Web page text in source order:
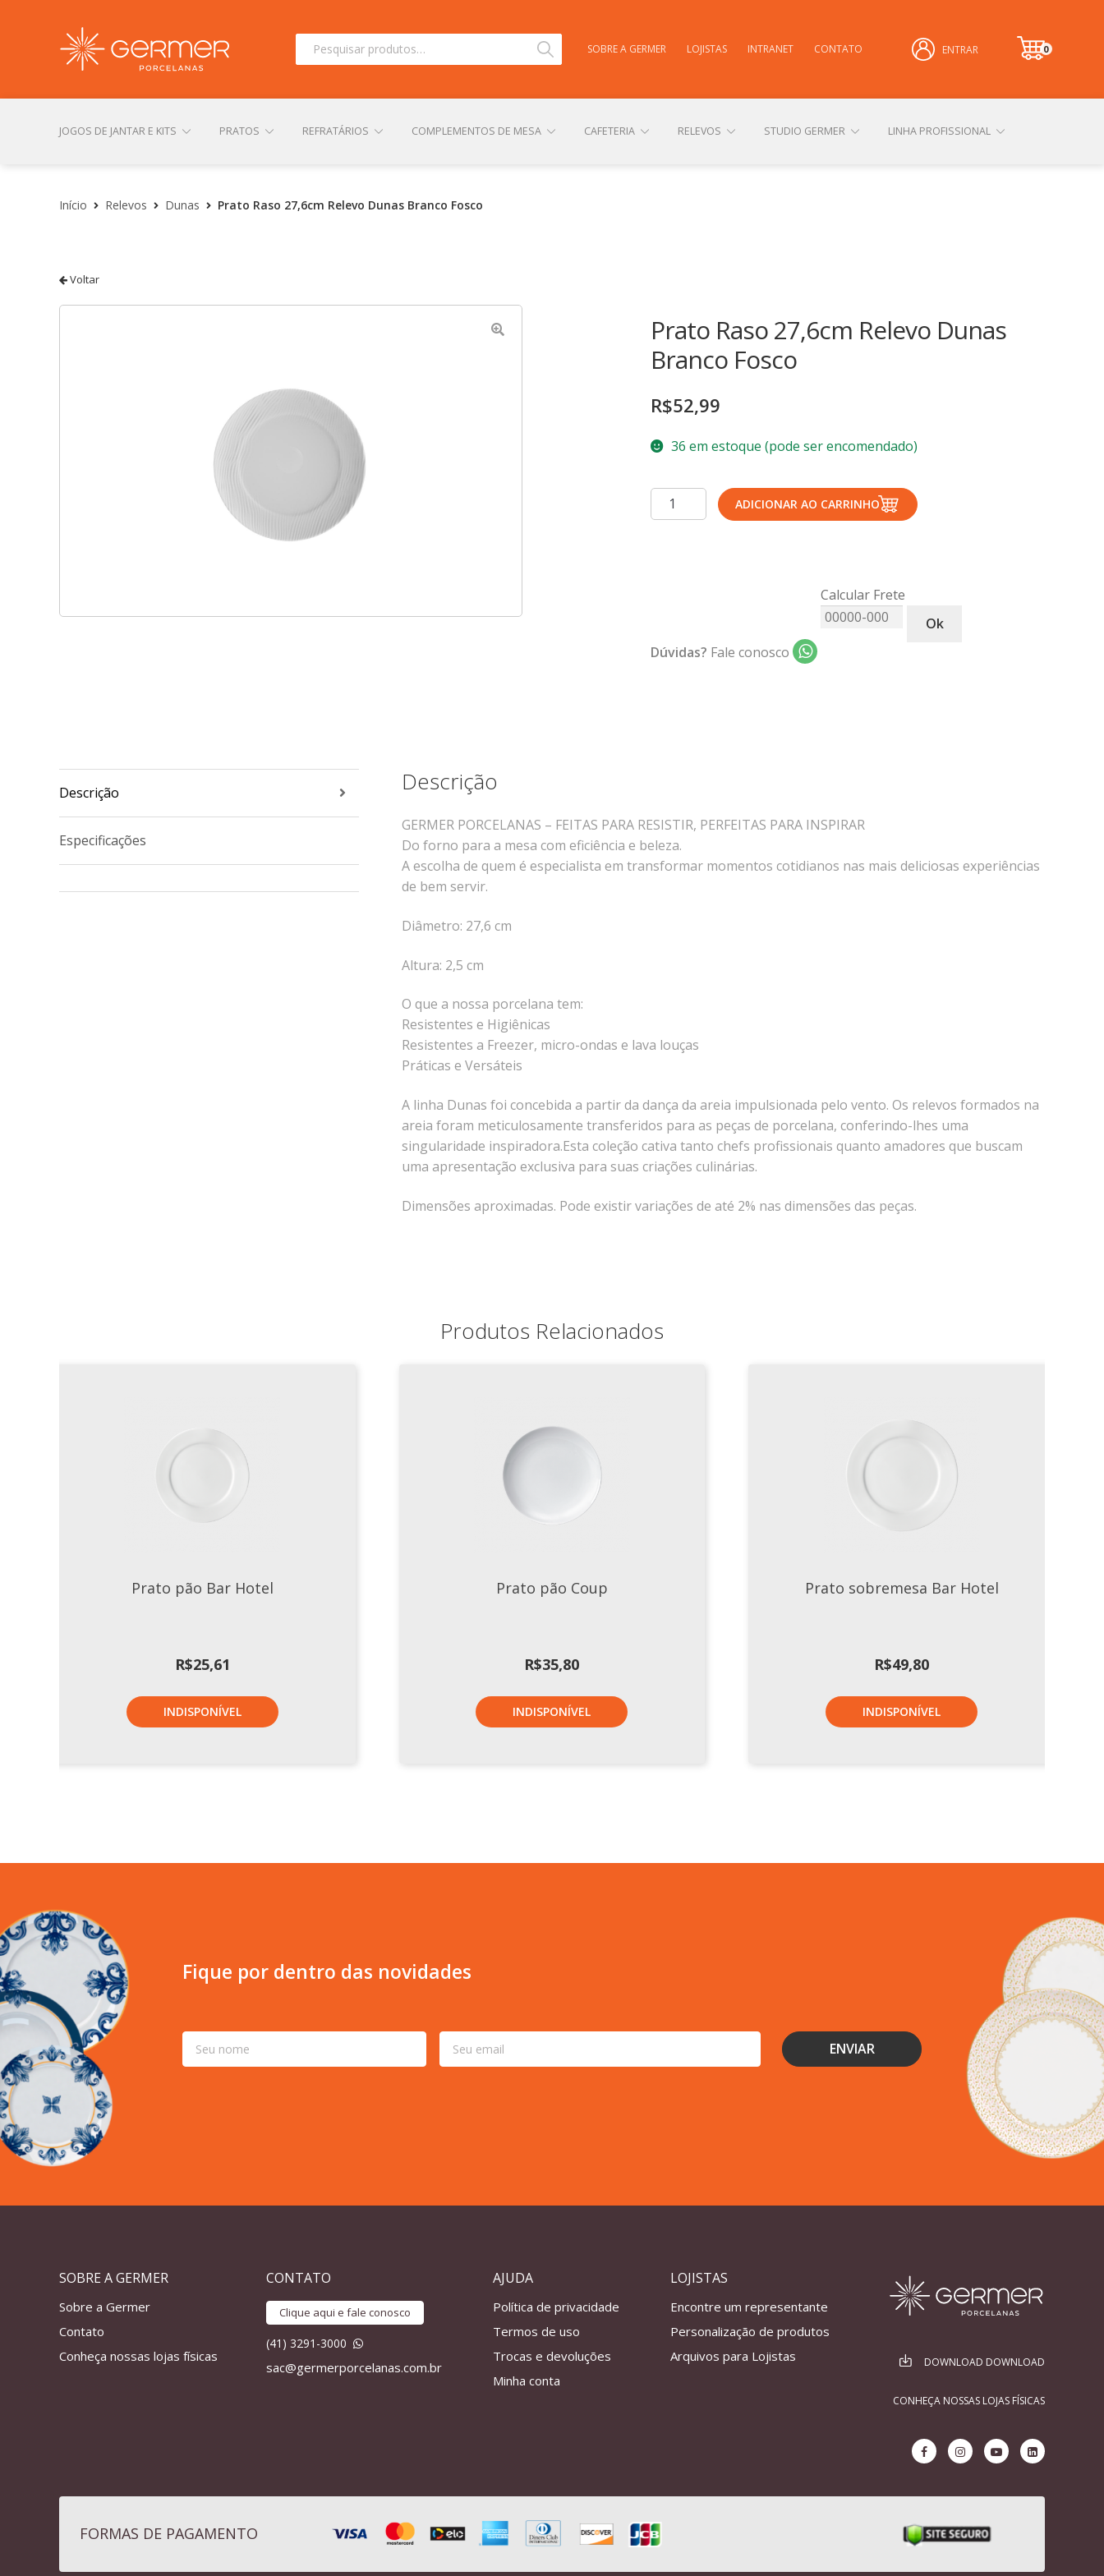
Pesquisar
Pesquisar SOBRE A GERMER LOJISTAS INTRANET CONTATO ENTRAR
0
it
JOGOS DE JANTAR E KITS PRATOS REFRATÁRIOS COMPLEMENTOS DE MESA CAFETERIA RELEVOS STUDIO GERMER LINHA PROFISSIONAL
Início Relevos Dunas Prato Raso 27,6cm Relevo Dunas Branco Fosco
Voltar
Prato Raso 27,6cm Relevo Dunas
Branco Fosco
R$52,99
36 em estoque (pode ser encomendado)
Prato
Raso
ADICIONAR AO CARRINHO
Dúvidas? Fale conosco
Calcular Frete
Ok
Descrição
Especificações
Descrição
GERMER PORCELANAS – FEITAS PARA RESISTIR, PERFEITAS PARA INSPIRAR
Do forno para a mesa com eficiência e beleza.
A escolha de quem é especialista em transformar momentos cotidianos nas mais deliciosas experiências
de bem servir.
Diâmetro: 27,6 cm
Altura: 2,5 cm
O que a nossa porcelana tem:
Resistentes e Higiênicas
Resistentes a Freezer, micro-ondas e lava louças
Práticas e Versáteis
A linha Dunas foi concebida a partir da dança da areia impulsionada pelo vento. Os relevos formados na
areia foram meticulosamente transferidos para as peças de porcelana, conferindo-lhes uma
singularidade inspiradora.Esta coleção cativa tanto chefs profissionais quanto amadores que buscam
uma apresentação exclusiva para suas criações culinárias.
Dimensões aproximadas. Pode existir variações de até 2% nas dimensões das peças.
Produtos Relacionados
Prato pão Bar Hotel
R$25,61
INDISPONÍVEL
Prato pão Coup
R$35,80
INDISPONÍVEL
Prato sobremesa Bar Hotel
R$49,80
INDISPONÍVEL
Fique por dentro das novidades
SOBRE A GERMER
Sobre a Germer
Contato
Conheça nossas lojas físicas
CONTATO
Clique aqui e fale conosco
(41) 3291-3000
sac@germerporcelanas.com.br
AJUDA
Política de privacidade
Termos de uso
Trocas e devoluções
Minha conta
LOJISTAS
Encontre um representante
Personalização de produtos
Arquivos para Lojistas
DOWNLOAD DOWNLOAD
CONHEÇA NOSSAS LOJAS FÍSICAS
FORMAS DE PAGAMENTO